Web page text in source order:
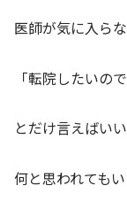
医師が気に入ら
「転院したいの
とだけ言えばい
何と思われても